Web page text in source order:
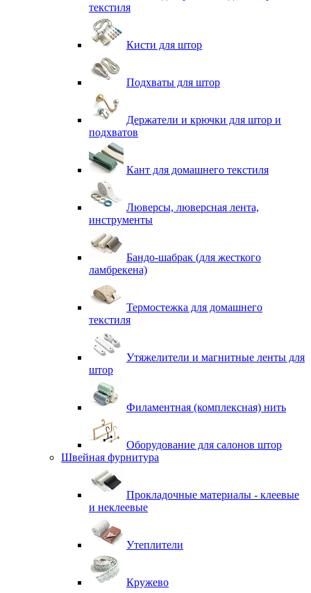
текстиля
Кисти для штор
Подхваты для штор
Держатели и крючки для штор и
подхватов
Кант для домашнего текстиля
Люверсы, люверсная лента,
инструменты
Бандо-шабрак (для жесткого
ламбрекена)
Термостежка для домашнего
текстиля
Утяжелители и магнитные ленты для
штор
Филаментная (комплексная) нить
Оборудование для салонов штор
Швейная фурнитура
Прокладочные материалы - клеевые
и неклеевые
Утеплители
Кружево